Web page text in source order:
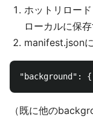
ホットリロー
ローカルに保存
manifest.json
（既に他の